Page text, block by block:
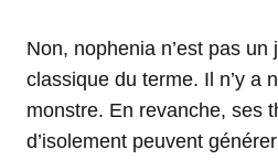
Non, nophenia n’est pas un
classique du terme. Il n’y a
monstre. En revanche, ses
d’isolement peuvent